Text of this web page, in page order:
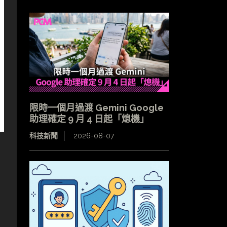
限時一個月過渡 Gemini Google
助理確定 9 月 4 日起「熄機」
科技新聞 2026-08-07